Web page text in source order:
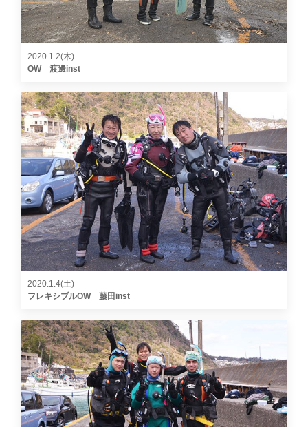
2020.1.2(木)
OW 渡邊inst
2020.1.4(土)
フレキシブルOW 藤田inst